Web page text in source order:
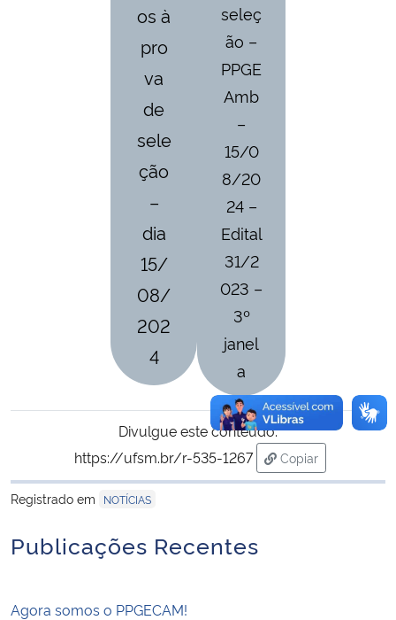
os à
pro
va
de
sele
ção
–
dia
15/
08/
202
4
seleç
ão –
PPGE
Amb
–
15/0
8/20
24 –
Edital
31/2
023 –
3º
janel
a
Divulgue este conteúdo:
https://ufsm.br/r-535-1267
Copiar
para área de
Registrado em
NOTÍCIAS
Publicações Recentes
Agora somos o PPGECAM!